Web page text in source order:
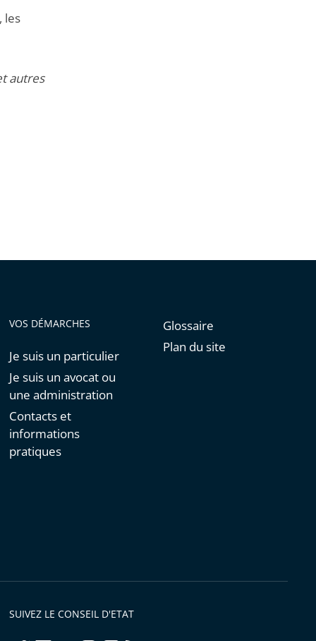
les
autres
VOS DÉMARCHES
Je suis un particulier
Je suis un avocat ou
une administration
Contacts et
informations
pratiques
Glossaire
Plan du site
SUIVEZ LE CONSEIL D'ETAT